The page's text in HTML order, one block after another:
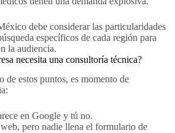
debe considerar las particularidades
específicos de cada región para
la audiencia.
necesita una consultoría técnica?
de estos puntos, es momento de
en Google y tú no.
pero nadie llena el formulario de